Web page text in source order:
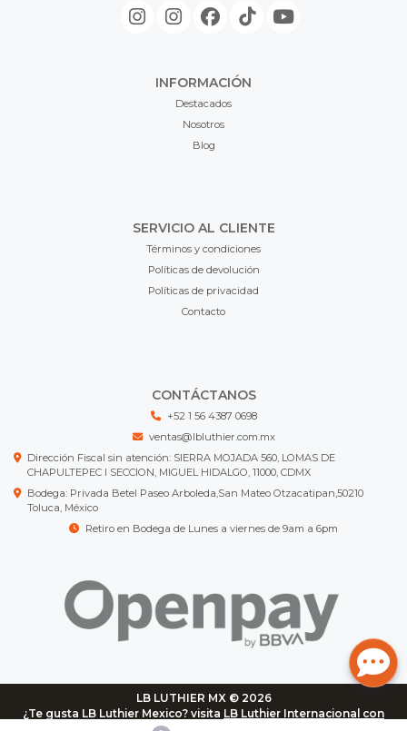
INFORMACIÓN
Destacados
Nosotros
Blog
SERVICIO AL CLIENTE
Términos y condiciones
Políticas de devolución
Políticas de privacidad
Contacto
CONTÁCTANOS
+52 1 56 4387 0698
ventas@lbluthier.com.mx
Dirección Fiscal sin atención: SIERRA MOJADA 560, LOMAS DE
CHAPULTEPEC I SECCION, MIGUEL HIDALGO, 11000, CDMX
Bodega: Privada Betel Paseo Arboleda,San Mateo Otzacatipan,50210
Toluca, México
Retiro en Bodega de Lunes a viernes de 9am a 6pm
LB LUTHIER MX © 2026
¿Te gusta LB Luthier Mexico? visita LB Luthier Internacional con